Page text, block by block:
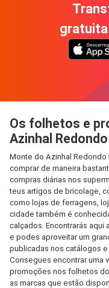
Os folhetos e
Azinhal Redondo
Monte do Azinhal
comprar de maneira
compras diárias nos
teus artigos de bricolage,
como lojas de ferragens,
cidade também é
calçados. Encontrarás aqui
e podes aproveitar um
publicadas nos catálogos
Consegues encontrar uma
promoções nos folhetos
as marcas que estão